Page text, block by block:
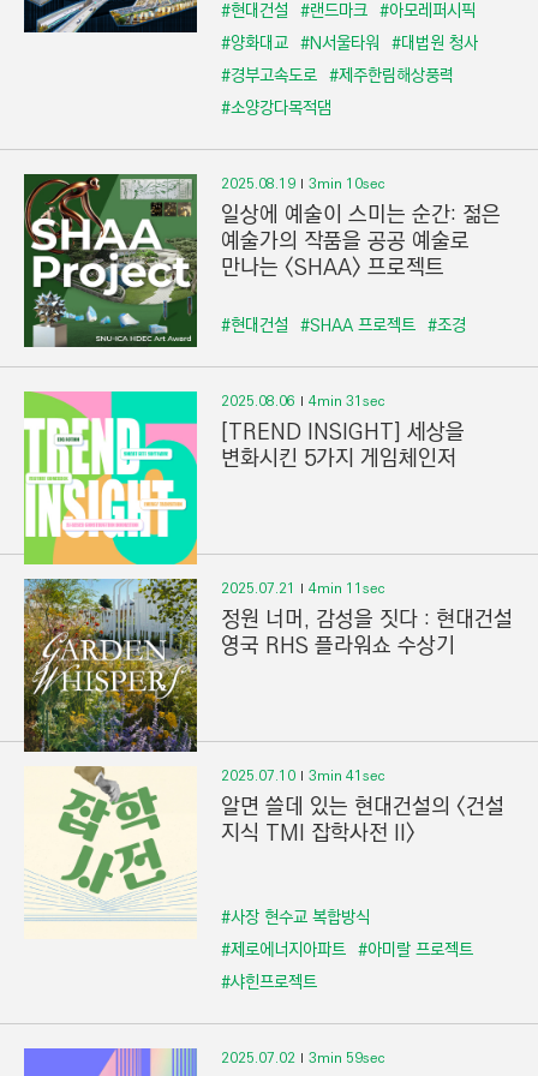
#현대건설 #랜드마크 #아모레퍼시픽
#양화대교 #N서울타워 #대법원 청사
#경부고속도로 #제주한림해상풍력
#소양강다목적댐
2025.08.19 3min 10sec
일상에 예술이 스미는 순간: 젊은
예술가의 작품을 공공 예술로
만나는 <SHAA> 프로젝트
#현대건설 #SHAA 프로젝트 #조경
2025.08.06 4min 31sec
[TREND INSIGHT] 세상을
변화시킨 5가지 게임체인저
2025.07.21 4min 11sec
정원 너머, 감성을 짓다 : 현대건설
영국 RHS 플라워쇼 수상기
2025.07.10 3min 41sec
알면 쓸데 있는 현대건설의 <건설
지식 TMI 잡학사전 II>
#사장 현수교 복합방식
#제로에너지아파트 #아미랄 프로젝트
#샤힌프로젝트
2025.07.02 3min 59sec